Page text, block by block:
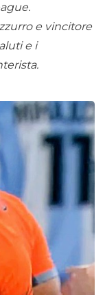
e vincitore
e i